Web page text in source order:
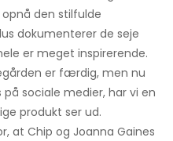
den stilfulde
dokumenterer de seje
er meget inspirerende.
er færdig, men nu
sociale medier, har vi en
produkt ser ud.
at Chip og Joanna Gaines